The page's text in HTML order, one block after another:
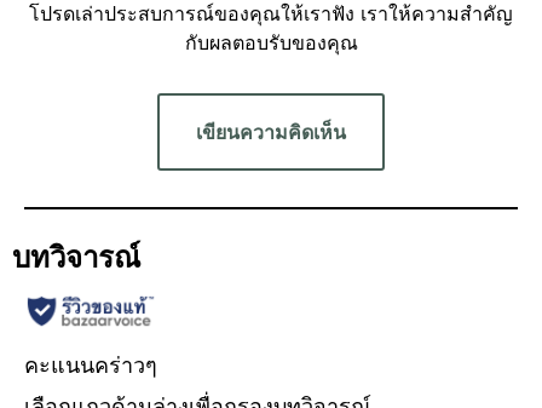
โปรดเล่าประสบการณ์ของคุณให้เราฟัง เราให้ความสำคัญ
กับผลตอบรับของคุณ
เขียนความคิดเห็น